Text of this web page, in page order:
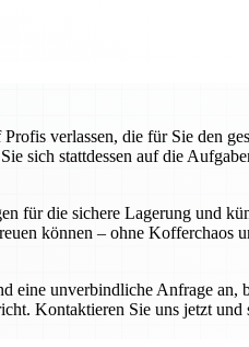
verlassen, die für Sie den
sich stattdessen auf die
für die sichere Lagerung und
können – ohne
eine unverbindliche Anfrage
Kontaktieren Sie uns jetzt und